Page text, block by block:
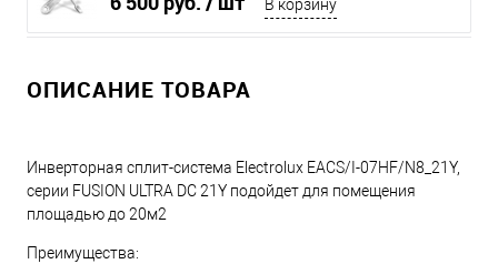
В корзину
ОПИСАНИЕ ТОВАРА
Инверторная сплит-система Electrolux EACS/I-07HF/N8_21Y,
серии FUSION ULTRA DC 21Y подойдет для помещения
площадью до 20м2
Преимущества: